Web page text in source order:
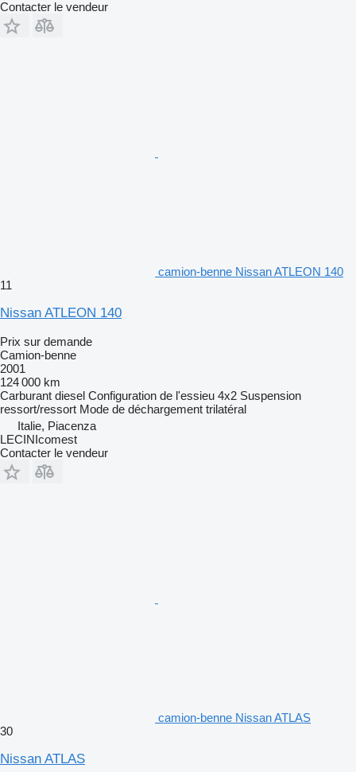
Contacter le vendeur
camion-benne Nissan ATLEON 140
11
Nissan ATLEON 140
Prix sur demande
Camion-benne
2001
124 000 km
Carburant diesel Configuration de l'essieu 4x2 Suspension
ressort/ressort Mode de déchargement trilatéral
Italie, Piacenza
LECINIcomest
Contacter le vendeur
camion-benne Nissan ATLAS
30
Nissan ATLAS